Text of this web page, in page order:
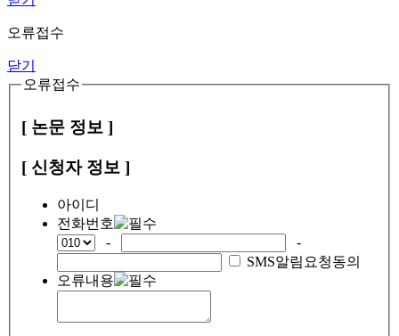
오류접수
닫기
오류접수
[ 논문 정보 ]
[ 신청자 정보 ]
아이디
전화번호
-
-
SMS알림요청동의
오류내용